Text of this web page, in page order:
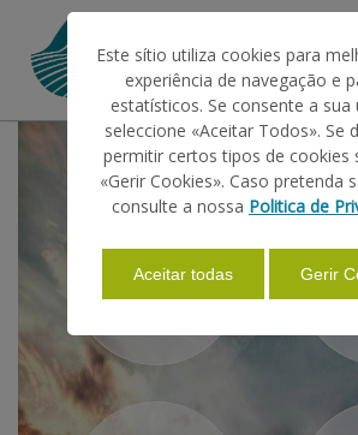
AJUDAS/APOIOS
INFORMAÇÕES
ESTATÍSTICAS
Este sítio utiliza cookies para
experiência de navegação e
estatísticos. Se consente a sua
seleccione «Aceitar Todos». Se
permitir certos tipos de cookies
«Gerir Cookies». Caso pretenda
consulte a nossa Politica de
Aceitar todas Gerir